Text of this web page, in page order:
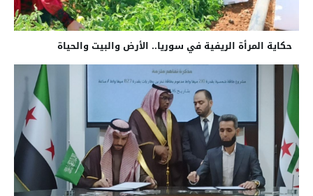
حكاية المرأة الريفية في سوريا.. الأرض والبيت والحياة